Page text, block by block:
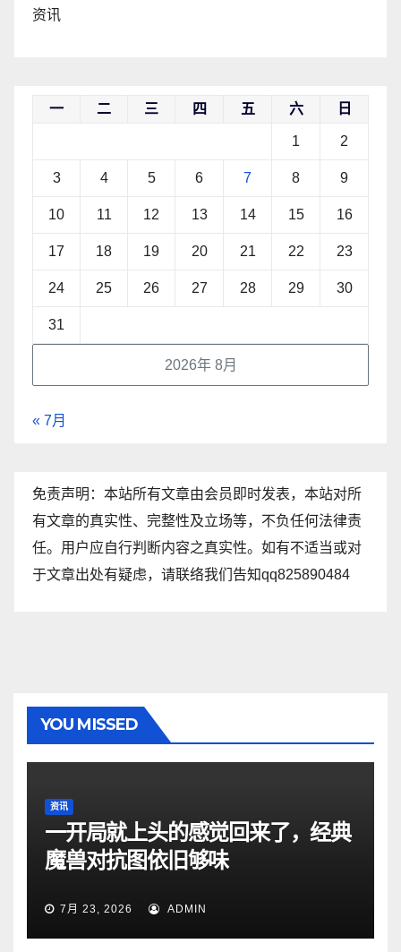
资讯
2026年 8月
一 二 三 四 五 六 日
1 2
3 4 5 6 7 8 9
10 11 12 13 14 15 16
17 18 19 20 21 22 23
24 25 26 27 28 29 30
31
« 7月
免责声明：本站所有文章由会员即时发表，本站对所
有文章的真实性、完整性及立场等，不负任何法律责
任。用户应自行判断内容之真实性。如有不适当或对
于文章出处有疑虑，请联络我们告知qq825890484
YOU MISSED
资讯
一开局就上头的感觉回来了，经典
魔兽对抗图依旧够味
7月 23, 2026 ADMIN